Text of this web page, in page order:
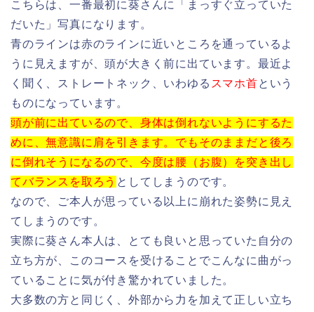
こちらは、一番最初に葵さんに「まっすぐ立っていた
だいた」写真になります。
青のラインは赤のラインに近いところを通っているよ
うに見えますが、頭が大きく前に出ています。最近よ
く聞く、ストレートネック、いわゆる スマホ首という
ものになっています。
頭が前に出ているので、身体は倒れないようにするた
めに、無意識に肩を引きます。でもそのままだと後ろ
に倒れそうになるので、今度は腰（お腹）を突き出し
てバランスを取ろう としてしまうのです。
なので、ご本人が思っている以上に崩れた姿勢に見え
てしまうのです。
実際に葵さん本人は、とても良いと思っていた自分の
立ち方が、このコースを受けることでこんなに曲がっ
ていることに気が付き驚かれていました。
大多数の方と同じく、外部から力を加えて正しい立ち